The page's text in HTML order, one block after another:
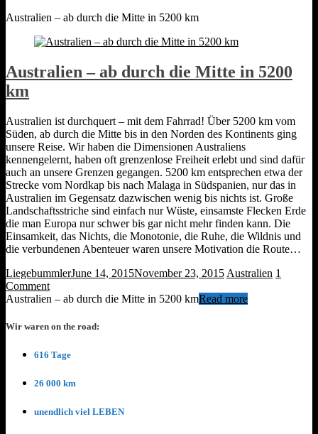
Australien – ab durch die Mitte in 5200 km
Australien – ab durch die Mitte in 5200
km
Australien ist durchquert – mit dem Fahrrad! Über 5200 km vom
Süden, ab durch die Mitte bis in den Norden des Kontinents ging
unsere Reise. Wir haben die Dimensionen Australiens
kennengelernt, haben oft grenzenlose Freiheit erlebt und sind dafür
auch an unsere Grenzen gegangen. 5200 km entsprechen etwa der
Strecke vom Nordkap bis nach Malaga in Südspanien, nur das in
Australien im Gegensatz dazwischen wenig bis nichts ist. Große
Landschaftsstriche sind einfach nur Wüste, einsamste Flecken Erde
die man Europa nur schwer bis gar nicht mehr finden kann. Die
Einsamkeit, das Nichts, die Monotonie, die Ruhe, die Wildnis und
die verbundenen Abenteuer waren unsere Motivation die Route…
LiegebummlerJune 14, 2015November 23, 2015 Australien 1
Comment
Australien – ab durch die Mitte in 5200 kmRead more
Wir waren on the road:
616 Tage
26 000 km
unendlich viel LEBEN